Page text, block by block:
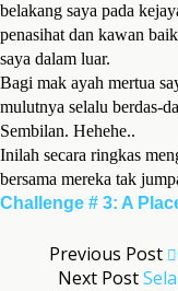
belakang saya pada
penasihat dan kawan
saya dalam luar.
Bagi mak ayah mertua
mulutnya selalu berdas-
Sembilan. Hehehe..
Inilah secara ringkas
bersama mereka tak
Challenge # 3: A
Previous Post
Next Post